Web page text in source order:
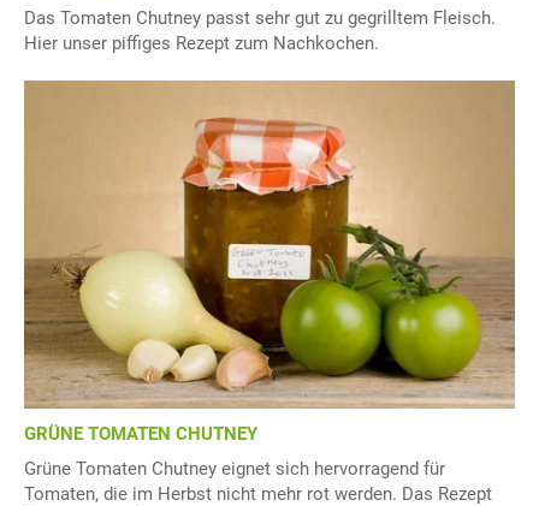
Das Tomaten Chutney passt sehr gut zu gegrilltem Fleisch.
Hier unser piffiges Rezept zum Nachkochen.
GRÜNE TOMATEN CHUTNEY
Grüne Tomaten Chutney eignet sich hervorragend für
Tomaten, die im Herbst nicht mehr rot werden. Das Rezept